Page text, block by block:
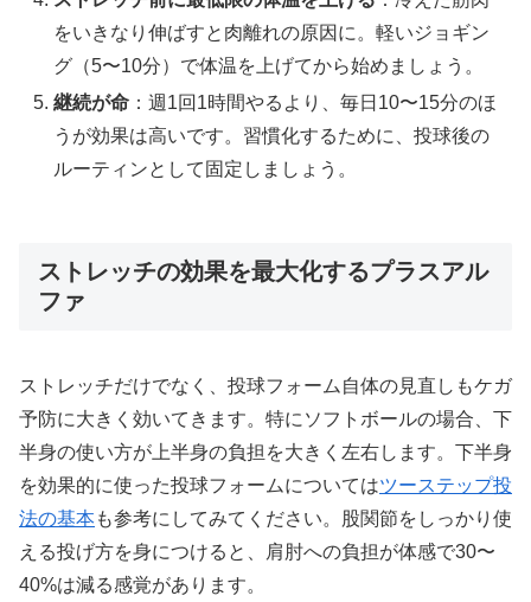
をいきなり伸ばすと肉離れの原因に。軽いジョギン
グ（5〜10分）で体温を上げてから始めましょう。
継続が命 ：週1回1時間やるより、毎日10〜15分のほ
うが効果は高いです。習慣化するために、投球後の
ルーティンとして固定しましょう。
ストレッチの効果を最大化するプラスアル
ファ
ストレッチだけでなく、投球フォーム自体の見直しもケガ
予防に大きく効いてきます。特にソフトボールの場合、下
半身の使い方が上半身の負担を大きく左右します。下半身
を効果的に使った投球フォームについてはツーステップ投
法の基本も参考にしてみてください。股関節をしっかり使
える投げ方を身につけると、肩肘への負担が体感で30〜
40%は減る感覚があります。